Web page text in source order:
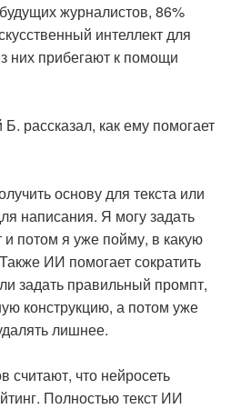
журналистов, 86%
интеллект для
них прибегают к помощи
рассказал, как ему помогает
основу для текста или
написания. Я могу задать
потом я уже пойму, в какую
ИИ помогает сократить
задать правильный промпт,
конструкцию, а потом уже
лишнее.
считают, что нейросеть
Полностью текст ИИ